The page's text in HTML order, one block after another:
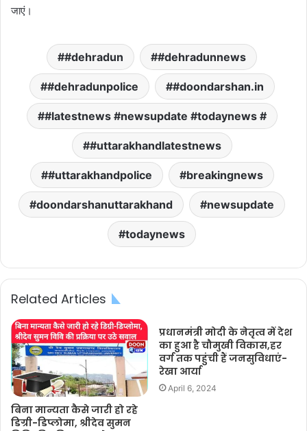
जाएं।
#dehradun #dehradunnews
#dehradunpolice #doondarshan.in
#latestnews #newsupdate #todaynews #
#uttarakhandlatestnews
#uttarakhandpolice breakingnews
doondarshanuttarakhand newsupdate
todaynews
Related Articles
बिना मान्यता कैसे जारी हो रहे
डिग्री-डिप्लोमा, श्रीदेव सुमन
प्रधानमंत्री मोदी के नेतृत्व में देश
का हुआ है चौमुखी विकास,हर
वर्ग तक पहुंची हैं जनसुविधाएं-
रेखा आर्या
April 6, 2024